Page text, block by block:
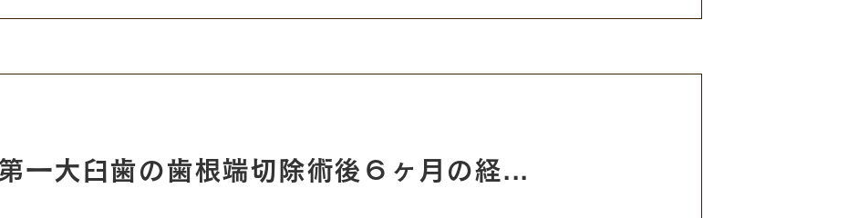
一大臼歯の歯根端切除術後６ヶ月の経...